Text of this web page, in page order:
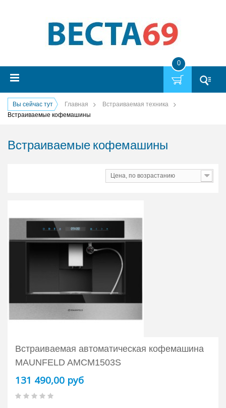
0
Вы сейчас тут Главная
Встраиваемая техника
Встраиваемые кофемашины
Встраиваемые кофемашины
Цена, по возрастанию
Встраиваемая автоматическая кофемашина
MAUNFELD AMCM1503S
131 490,00 руб